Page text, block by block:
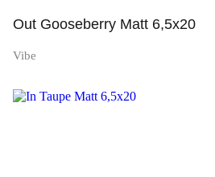
Out Gooseberry Matt 6,5x20
Vibe